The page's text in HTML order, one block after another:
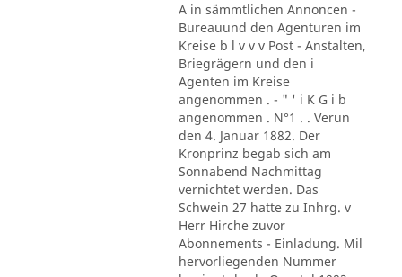
A in sämmtlichen Annoncen -
Bureauund den Agenturen im
Kreise b l v v v Post - Anstalten,
Briegrägern und den i
Agenten im Kreise
angenommen . - " ' i K G i b
angenommen . N°1 . . Verun
den 4. Januar 1882. Der
Kronprinz begab sich am
Sonnabend Nachmittag
vernichtet werden. Das
Schwein 27 hatte zu Inhrg. v
Herr Hirche zuvor
Abonnements - Einladung. Mil
hervorliegenden Nummer